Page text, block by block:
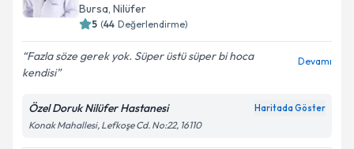
Kişisel verilerimin işlenmesine ilişkinAydınlatma
Takvim Talebini Gönder
Bursa, Nilüfer
5 (44 Değerlendirme)
Fazla söze gerek yok. Süper üstü süper bi hoca
kendisi
Devamı
Özel Doruk Nilüfer Hastanesi Haritada Göster
Konak Mahallesi, Lefkoşe Cd. No:22, 16110